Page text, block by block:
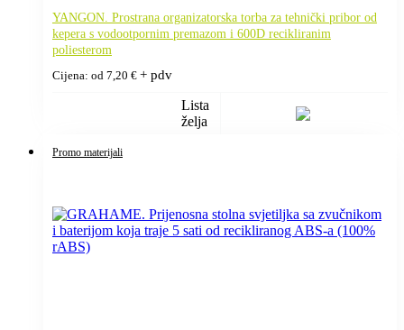
YANGON. Prostrana organizatorska torba za tehnički pribor od
kepera s vodootpornim premazom i 600D recikliranim
poliesterom
Cijena: od 7,20 € + pdv
Lista
želja
Promo materijali